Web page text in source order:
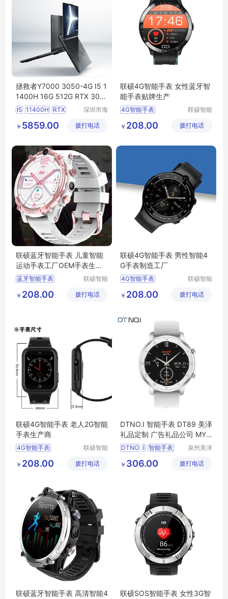
拯救者Y7000 3050-4G I5 1
1400H 16G 512G RTX 305
0 15.6笔记本电脑
I5 11400H
RTX
深圳市海
有限公司
￥ 5859.00 拨打电话
联硕4G智能手表 女性蓝牙智
能手表贴牌生产
4G智能手表
智能商务手表
蓝牙智能手表
联硕智能
有限公司
￥ 208.00 拨打电话
联硕蓝牙智能手表 儿童智能
运动手表工厂OEM手表生产
厂商
蓝牙智能手表
智能4G手表
联硕智能
有限公司
￥ 208.00 拨打电话
联硕4G智能手表 男性智能4
G手表制造工厂
4G智能手表
智能SOS手表
联硕智能
有限公司
￥ 208.00 拨打电话
联硕4G智能手表 老人2G智能
手表生产商
4G智能手表
智能3G手表
联硕智能
有限公司
￥ 208.00 拨打电话
DTNO.I 智能手表 DT89 美泽
礼品定制 广告礼品公司 MY-
XKY-L5-13
DTNO I 智能手表
XKY L5 13
泉州美泽
公司
￥ 306.00 拨打电话
联硕蓝牙智能手表 高清智能4 联硕SOS智能手表 女性3G智